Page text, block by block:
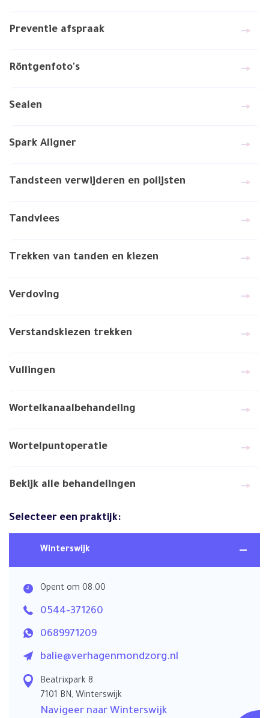
Preventie afspraak
Röntgenfoto's
Sealen
Spark Aligner
Tandsteen verwijderen en polijsten
Tandvlees
Trekken van tanden en kiezen
Verdoving
Verstandskiezen trekken
Vullingen
Wortelkanaalbehandeling
Wortelpuntoperatie
Bekijk alle behandelingen
Selecteer een praktijk:
Winterswijk
Opent om 08:00
0544-371260
0689971209
balie@verhagenmondzorg.nl
Beatrixpark 8
7101 BN, Winterswijk
Navigeer naar Winterswijk